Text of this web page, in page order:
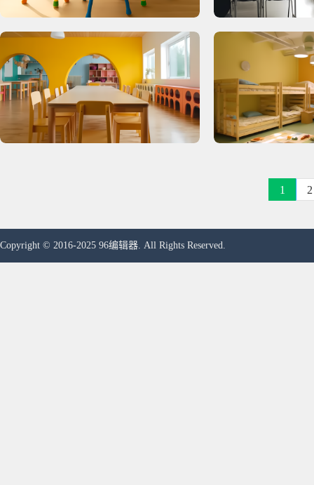
1 2
Copyright © 2016-2025 96编辑器. All Rights Reserved.